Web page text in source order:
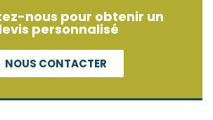
nous pour obtenir un
personnalisé
NOUS CONTACTER